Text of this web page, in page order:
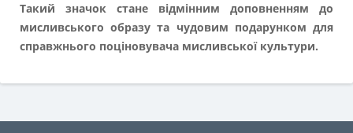
Такий значок стане відмінним доповненням до
мисливського образу та чудовим подарунком для
справжнього поціновувача мисливської культури.